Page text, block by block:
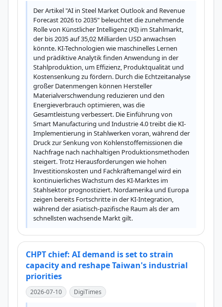
Der Artikel "AI in Steel Market Outlook and Revenue
Forecast 2026 to 2035" beleuchtet die zunehmende
Rolle von Künstlicher Intelligenz (KI) im Stahlmarkt,
der bis 2035 auf 35,02 Milliarden USD anwachsen
könnte. KI-Technologien wie maschinelles Lernen
und prädiktive Analytik finden Anwendung in der
Stahlproduktion, um Effizienz, Produktqualität und
Kostensenkung zu fördern. Durch die Echtzeitanalyse
großer Datenmengen können Hersteller
Materialverschwendung reduzieren und den
Energieverbrauch optimieren, was die
Gesamtleistung verbessert. Die Einführung von
Smart Manufacturing und Industrie 4.0 treibt die KI-
Implementierung in Stahlwerken voran, während der
Druck zur Senkung von Kohlenstoffemissionen die
Nachfrage nach nachhaltigen Produktionsmethoden
steigert. Trotz Herausforderungen wie hohen
Investitionskosten und Fachkräftemangel wird ein
kontinuierliches Wachstum des KI-Marktes im
Stahlsektor prognostiziert. Nordamerika und Europa
zeigen bereits Fortschritte in der KI-Integration,
während der asiatisch-pazifische Raum als der am
schnellsten wachsende Markt gilt.
CHPT chief: AI demand is set to strain
capacity and reshape Taiwan's industrial
priorities
2026-07-10 DigiTimes